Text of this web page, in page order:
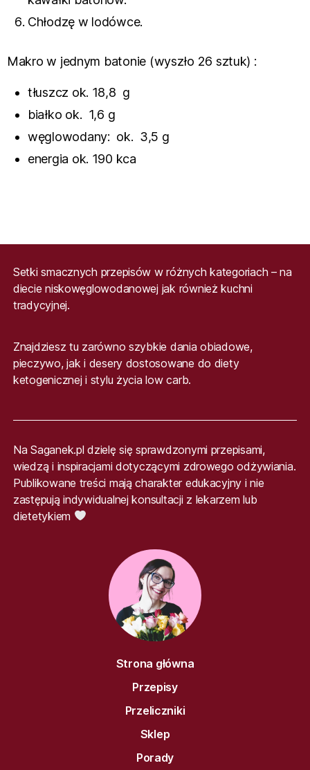
Chłodzę w lodówce.
Makro w jednym batonie (wyszło 26 sztuk) :
tłuszcz ok. 18,8 g
białko ok. 1,6 g
węglowodany: ok. 3,5 g
energia ok. 190 kca
Setki smacznych przepisów w różnych kategoriach – na
diecie niskowęglowodanowej jak również kuchni
tradycyjnej.
Znajdziesz tu zarówno szybkie dania obiadowe,
pieczywo, jak i desery dostosowane do diety
ketogenicznej i stylu życia low carb.
Na Saganek.pl dzielę się sprawdzonymi przepisami,
wiedzą i inspiracjami dotyczącymi zdrowego odżywiania.
Publikowane treści mają charakter edukacyjny i nie
zastępują indywidualnej konsultacji z lekarzem lub
dietetykiem
Strona główna
Przepisy
Przeliczniki
Sklep
Porady